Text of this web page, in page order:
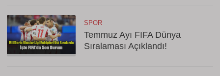
SPOR
Temmuz Ayı FIFA Dünya
Sıralaması Açıklandı!